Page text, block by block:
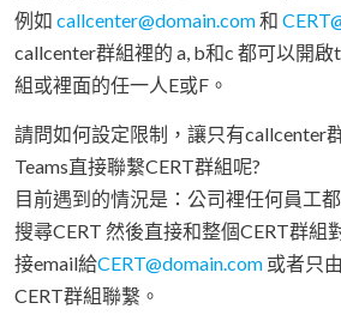
例如 callcenter@domain.com和
callcenter群組裡的 a, b和c 都可以開啟
組或裡面的任一人E或F。
請問如何設定限制，讓只有callcenter
Teams直接聯繫CERT群組呢?
目前遇到的情況是：公司裡任何員工
搜尋CERT 然後直接和整個CERT群組
接email給CERT@domain.com 或者只
CERT群組聯繫。